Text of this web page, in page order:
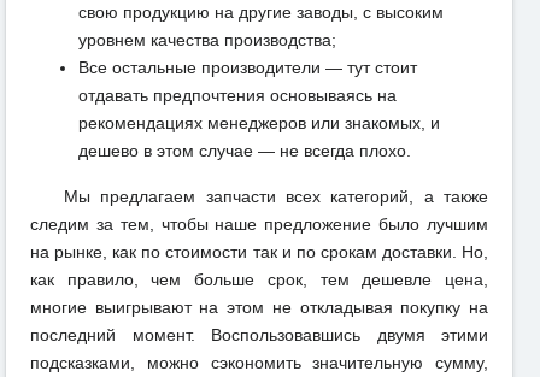
свою продукцию на другие заводы, с высоким
уровнем качества производства;
Все остальные производители — тут стоит
отдавать предпочтения основываясь на
рекомендациях менеджеров или знакомых, и
дешево в этом случае — не всегда плохо.
Мы предлагаем запчасти всех категорий, а также
следим за тем, чтобы наше предложение было лучшим
на рынке, как по стоимости так и по срокам доставки. Но,
как правило, чем больше срок, тем дешевле цена,
многие выигрывают на этом не откладывая покупку на
последний момент. Воспользовавшись двумя этими
подсказками, можно сэкономить значительную сумму,